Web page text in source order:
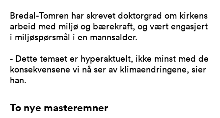
Bredal-Tomren har skrevet doktorgrad om kirkens
arbeid med miljø og bærekraft, og vært engasjert
i miljøspørsmål i en mannsalder.
- Dette temaet er hyperaktuelt, ikke minst med de
konsekvensene vi nå ser av klimaendringene, sier
han.
To nye masteremner